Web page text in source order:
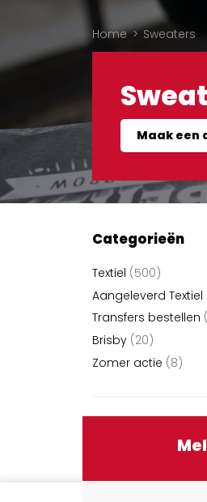
Home > Sweaters
Maak een
Categorieën
Textiel (500)
Aangeleverd Textiel
Transfers bestellen
Brisby (20)
Zomer actie (8)